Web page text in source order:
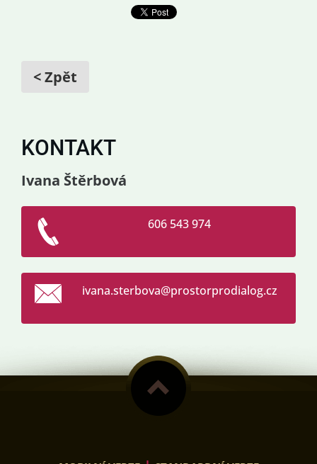
< Zpět
KONTAKT
Ivana Štěrbová
606 543 974
ivana.sterbova@prostorprodialog.cz